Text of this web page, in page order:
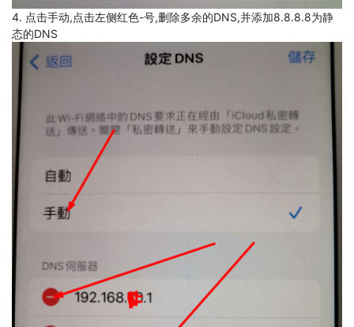
4. 点击手动,点击左侧红色-号,删除多余的DNS,并添加8.8.8.8为静
态的DNS